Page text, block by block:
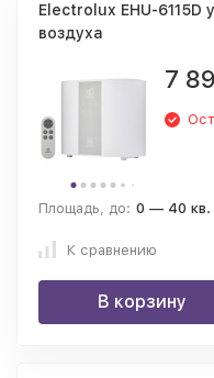
Electrolux EHU-6115D
воздуха
7
Площадь, до: 0 — 40 кв.
К сравнению
В корзину